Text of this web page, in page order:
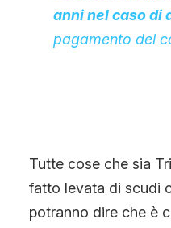
anni nel caso di
pagamento del
Tutte cose che sia
fatto levata di scudi
potranno dire che è